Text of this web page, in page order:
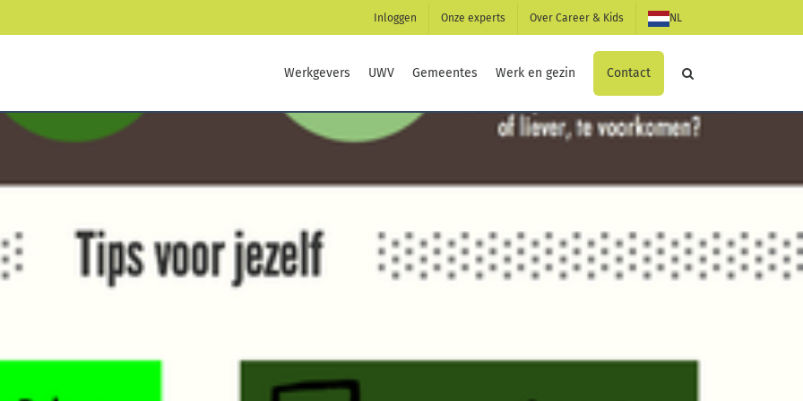
Inloggen Onze experts Over Career & Kids NL
Werkgevers UWV Gemeentes Werk en gezin Contact